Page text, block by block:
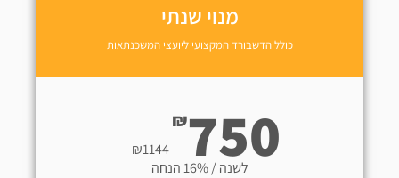
מנוי שנתי
כולל הדשבורד המקצועי ליועצי המשכנתאות
₪1144
₪750
לשנה / 16% הנחה